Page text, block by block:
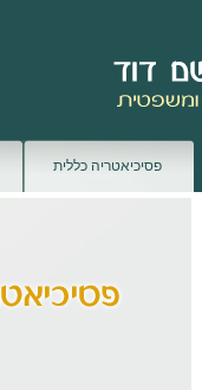
פסיכיאטריה כללית